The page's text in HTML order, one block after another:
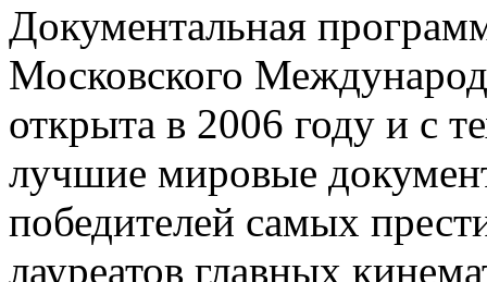
Документальная
Московского
открыта в 2006 году и с
лучшие мировые
победителей самых
лауреатов главных